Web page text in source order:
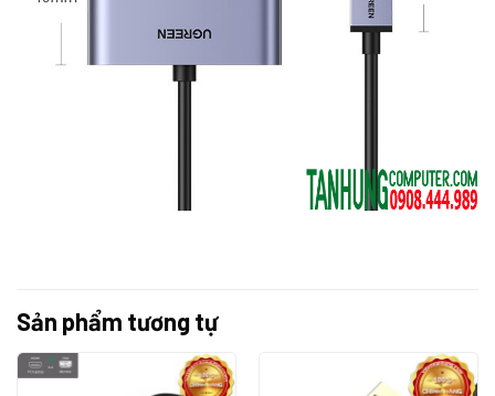
Sản phẩm tương tự